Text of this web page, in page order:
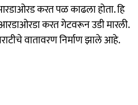
करत पळ काढला होता. हि
करत गेटवरून उडी मारली.
वातावरण निर्माण झाले आहे.